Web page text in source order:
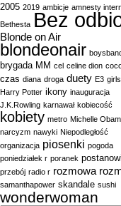
2005 2019 ambicje amnesty
Bethesta Bez
Blonde on Air
blondeonair
brygada MM cel celine dion
czas diana droga duety E3
Harry Potter ikony inauguracja
J.K.Rowling karnawał kobiecość
kobiety metro Michelle
narcyzm nawyki Niepodległość
organizacja piosenki pogoda
poniedziałek r poranek
przebój radio r rozmowa
samanthapower skandale sushi
wonderwoman